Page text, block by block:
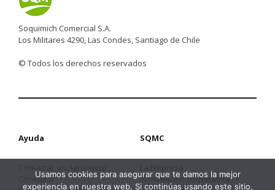
Soquimich Comercial S.A.
Los Militares 4290, Las Condes, Santiago de Chile
© Todos los derechos reservados
Ayuda
Consultor
SQMC
Información corporativa
Usamos cookies para asegurar que te damos la mejor
experiencia en nuestra web. Si continúas usando este sitio,